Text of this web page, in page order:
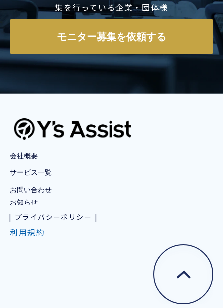
集を行っている企業・団体様
モニター募集を依頼する
会社概要
サービス一覧
お問い合わせ
お知らせ
プライバシーポリシー
利用規約